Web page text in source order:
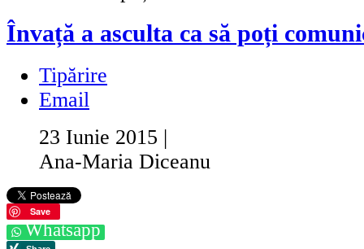
Învață a asculta ca să poți
Tipărire
Email
23 Iunie 2015 |
Ana-Maria Diceanu
Save
Whatsapp